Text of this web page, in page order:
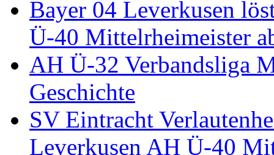
Bayer 04 Leverkusen
Ü-40 Mittelrheimeister
AH Ü-32 Verbandsliga
Geschichte
SV Eintracht
Leverkusen AH Ü-40